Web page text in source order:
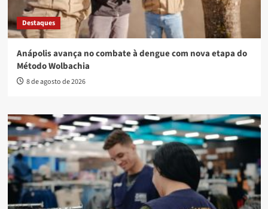
Destaques
Anápolis avança no combate à dengue com nova etapa do
Método Wolbachia
8 de agosto de 2026